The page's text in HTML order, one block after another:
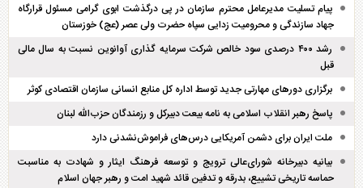
پیام تسلیت مدیرعامل محترم سازمان در پی درگذشت ابوی گرامی مسئول قرارگاه
جهاد سازندگی و محرومیت زدایی سپاه حضرت ولی عصر (عج) خوزستان
رشد ۴۰۰ درصدی سود خالص شرکت سرمایه گذاری آوانوین نسبت به سال مالی
قبل
برگزاری دور‌های مهارتی جدید توسط اداره کل منابع انسانی سازمان اقتصادی کوثر
پاسخ رهبر انقلاب اسلامی به نامه بیعت دبیرکل و رزمندگان حزب‌الله لبنان
ملت ایران برای دشمن آمریکایی درس‌های فراموش‌نشدنی دارد
بیانیه دبیرخانه شورای‌عالی ترویج و توسعه فرهنگ ایثار و شهادت به مناسبت
حماسه تاریخی تشییع، بدرقه و تدفین قائد شهید امت و رهبر جهان اسلام